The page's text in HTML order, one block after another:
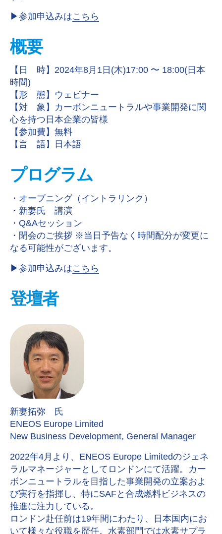
▶︎参加申込みはこちら
概要
【日 時】2024年8月1日(木)17:00 〜 18:00(日本
時間)
【形 態】ウェビナー
【対 象】カーボンニュートラルや事業開発に関
心を持つ日本企業の皆様
【参加費】無料
【言 語】日本語
プログラム
・オープニング（イントラリンク）
・新妻氏 講演
・Q&Aセッション
・閉会のご挨拶 ※当日予告なく時間配分が変更に
なる可能性がございます。
▶︎参加申込みはこちら
登壇者
新妻拓弥 氏
ENEOS Europe Limited
New Business Development, General Manager
2022年4月より、ENEOS Europe Limitedのジェネ
ラルマネージャーとしてロンドンにて活躍。カー
ボンニュートラルを目指した事業開発の立案およ
び実行を指揮し、特にSAFと合成燃料ビジネスの
推進に注力している。
ロンドン赴任前は19年間にわたり、日本国内にお
いて様々な役職を歴任。水素部門では水素サプラ